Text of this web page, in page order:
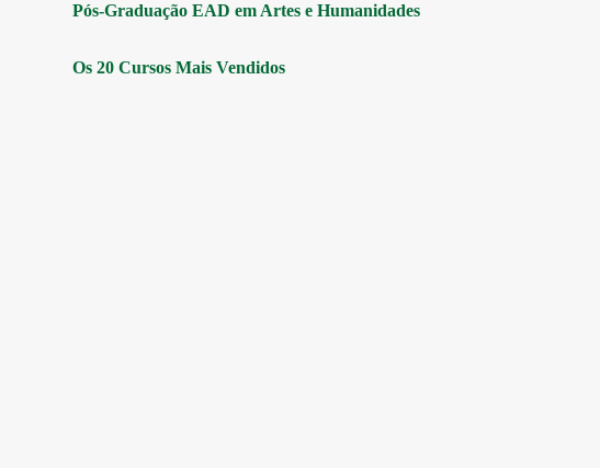
Pós-Graduação EAD em Artes e Humanidades
Os 20 Cursos Mais Vendidos